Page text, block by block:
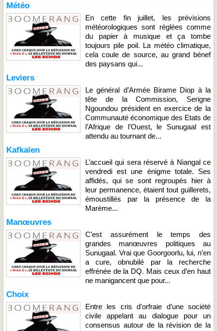
Météo
En cette fin juillet, les prévisions
météorologiques sont réglées comme
du papier à musique et ça tombe
toujours pile poil. La météo climatique,
cela coule de source, au grand bénef
des paysans qui...
Leviers
Le général d’Armée Birame Diop à la
tête de la Commission, Serigne
Ngoundou président en exercice de la
Communauté économique des Etats de
l’Afrique de l’Ouest, le Sunugaal est
attendu au tournant de...
Kafkaïen
L’accueil qui sera réservé à Niangal ce
vendredi est une énigme totale. Ses
affidés, qui se sont regroupés hier à
leur permanence, étaient tout guillerets,
émoustillés par la présence de la
Marème...
Manœuvres
C’est assurément le temps des
grandes manœuvres politiques au
Sunugaal. Vrai que Goorgoorlu, lui, n’en
a cure, obnubilé par la recherche
effrénée de la DQ. Mais ceux d’en haut
ne manigancent que pour...
Choix
Entre les cris d’orfraie d’une société
civile appelant au dialogue pour un
consensus autour de la révision de la